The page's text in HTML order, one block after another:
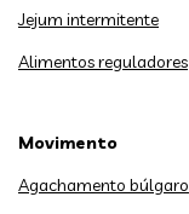
Jejum intermitente
Alimentos reguladores
Movimento
Agachamento búlgaro